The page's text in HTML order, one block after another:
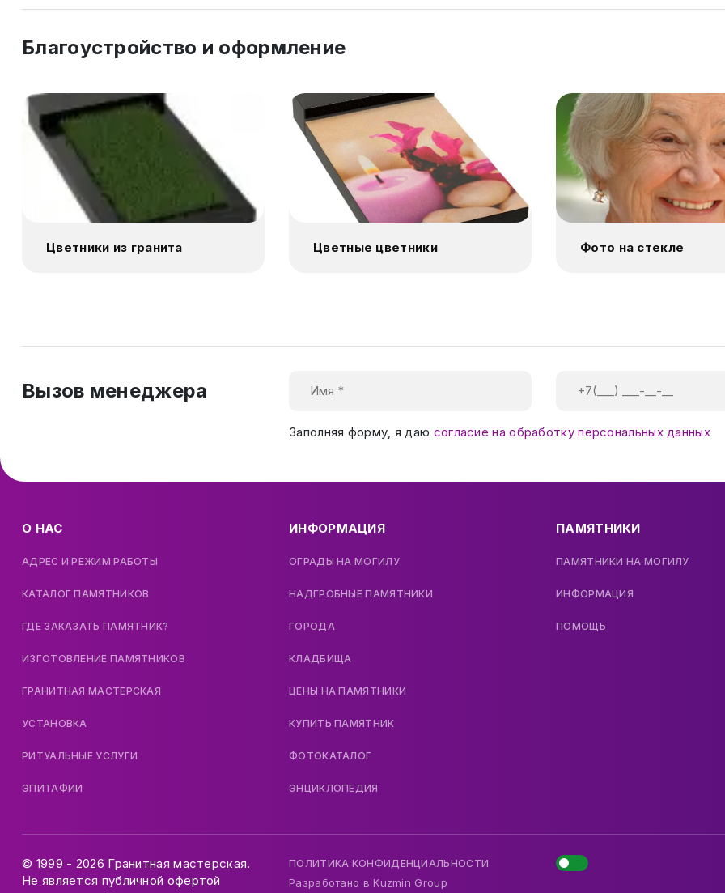
Благоустройство и оформление
Цветники из гранита Цветные цветники Фото на стекле
Вызов менеджера
Заполняя форму, я даю согласие на обработку персональных данных
О НАС
АДРЕС И РЕЖИМ РАБОТЫ
КАТАЛОГ ПАМЯТНИКОВ
ГДЕ ЗАКАЗАТЬ ПАМЯТНИК?
ИЗГОТОВЛЕНИЕ ПАМЯТНИКОВ
ГРАНИТНАЯ МАСТЕРСКАЯ
УСТАНОВКА
РИТУАЛЬНЫЕ УСЛУГИ
ЭПИТАФИИ
ИНФОРМАЦИЯ
ОГРАДЫ НА МОГИЛУ
НАДГРОБНЫЕ ПАМЯТНИКИ
ГОРОДА
КЛАДБИЩА
ЦЕНЫ НА ПАМЯТНИКИ
КУПИТЬ ПАМЯТНИК
ФОТОКАТАЛОГ
ЭНЦИКЛОПЕДИЯ
ПАМЯТНИКИ
ПАМЯТНИКИ НА МОГИЛУ
ИНФОРМАЦИЯ
ПОМОЩЬ
© 1999 - 2026 Гранитная мастерская.
Не является публичной офертой
ПОЛИТИКА КОНФИДЕНЦИАЛЬНОСТИ
Разработано вKuzmin Group